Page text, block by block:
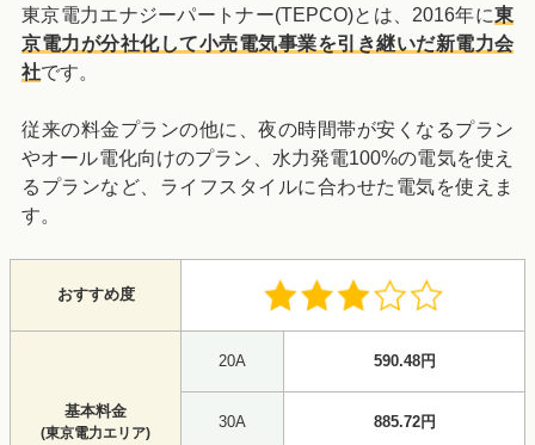
東京電力エナジーパートナー(TEPCO)とは、2016年に東
京電力が分社化して小売電気事業を引き継いだ新電力会
社です。
従来の料金プランの他に、夜の時間帯が安くなるプラン
やオール電化向けのプラン、水力発電100%の電気を使え
るプランなど、ライフスタイルに合わせた電気を使えま
す。
おすすめ度
基本料金
(東京電力エリア)
20A 590.48円
30A 885.72円